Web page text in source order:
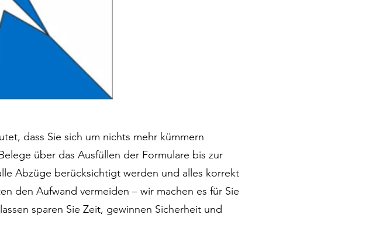
dass Sie sich um nichts mehr kümmern
über das Ausfüllen der Formulare bis zur
Abzüge berücksichtigt werden und alles korrekt
den Aufwand vermeiden – wir machen es für Sie
sparen Sie Zeit, gewinnen Sicherheit und